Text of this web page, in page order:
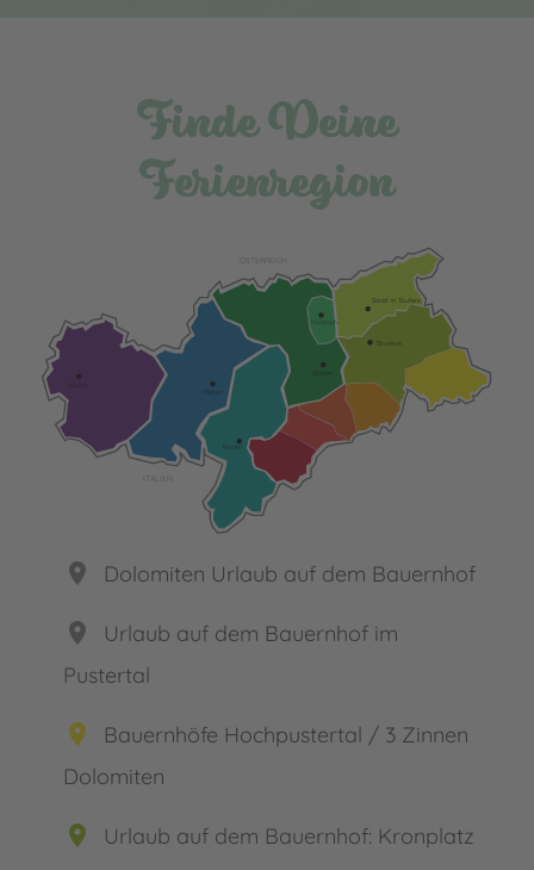
Finde Deine
Ferienregion
ÖSTERREICH
Bruneck
Sand in Taufers
Brixen
Mühlbach
Bozen
Meran
place Dolomiten Urlaub auf dem Bauernhof
place
Urlaub auf dem Bauernhof im
Pustertal
place
Bauernhöfe Hochpustertal / 3 Zinnen
Dolomiten
place Urlaub auf dem Bauernhof: Kronplatz